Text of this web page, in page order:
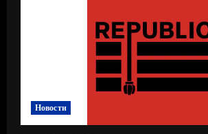
конвейер-
штабелер
Новости